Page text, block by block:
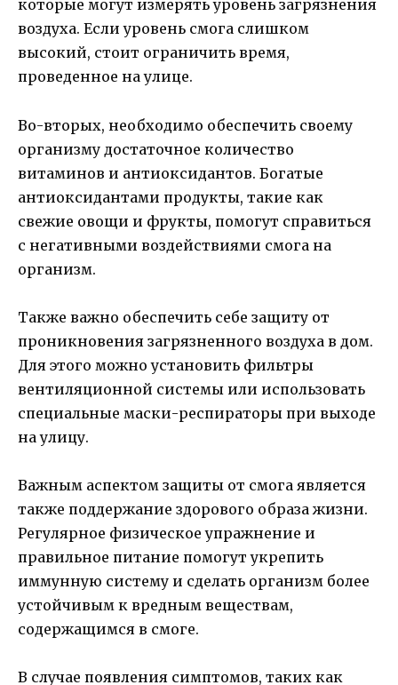
которые могут измерять уровень загрязнения
воздуха. Если уровень смога слишком
высокий, стоит ограничить время,
проведенное на улице.
Во-вторых, необходимо обеспечить своему
организму достаточное количество
витаминов и антиоксидантов. Богатые
антиоксидантами продукты, такие как
свежие овощи и фрукты, помогут справиться
с негативными воздействиями смога на
организм.
Также важно обеспечить себе защиту от
проникновения загрязненного воздуха в дом.
Для этого можно установить фильтры
вентиляционной системы или использовать
специальные маски-респираторы при выходе
на улицу.
Важным аспектом защиты от смога является
также поддержание здорового образа жизни.
Регулярное физическое упражнение и
правильное питание помогут укрепить
иммунную систему и сделать организм более
устойчивым к вредным веществам,
содержащимся в смоге.
В случае появления симптомов, таких как